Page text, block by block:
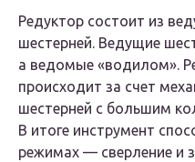
Редуктор состоит из
шестерней. Ведущие
а ведомые «водилом».
происходит за счет
шестерней с большим
В итоге инструмент
режимах — сверление и